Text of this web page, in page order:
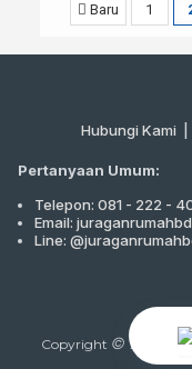
Baru 1
Hubungi Kami
Pertanyaan Umum:
Telepon: 081 - 222 -
Email:
Line:
Copyright © 2021